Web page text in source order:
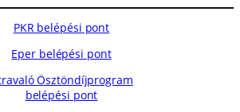
PKR belépési pont
Eper belépési pont
Ösztöndíjprogram
belépési pont